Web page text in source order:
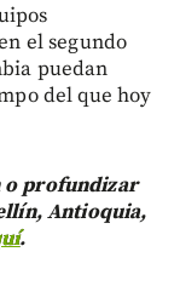
el segundo
puedan
del que hoy
o profundizar
Antioquia,
.